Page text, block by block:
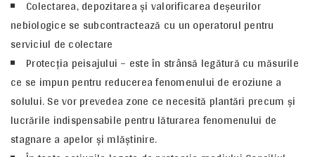
Colectarea, depozitarea şi valorificarea deşeurilor
nebiologice se subcontractează cu un operatorul pentru
serviciul de colectare
Protecţia peisajului – este în strânsă legătură cu măsurile
ce se impun pentru reducerea fenomenului de eroziune a
solului. Se vor prevedea zone ce necesită plantări precum şi
lucrările indispensabile pentru lăturarea fenomenului de
stagnare a apelor şi mlăştinire.